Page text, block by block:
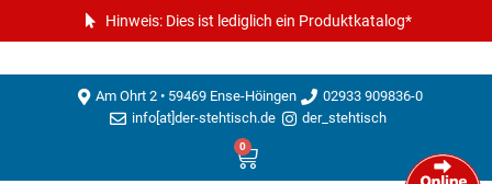
Hinweis: Dies ist lediglich ein Produktkatalog*
Am Ohrt 2 • 59469 Ense-Höingen
02933 909836-0
info[at]der-stehtisch.de
der_stehtisch
0